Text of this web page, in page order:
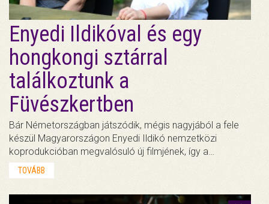
Enyedi Ildikóval és egy
hongkongi sztárral
találkoztunk a
Füvészkertben
Bár Németországban játszódik, mégis nagyjából a fele
készül Magyarországon Enyedi Ildikó nemzetközi
koprodukcióban megvalósuló új filmjének, így a…
TOVÁBB